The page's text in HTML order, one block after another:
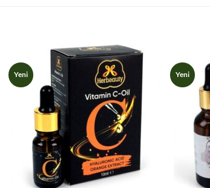
Yeni Yeni